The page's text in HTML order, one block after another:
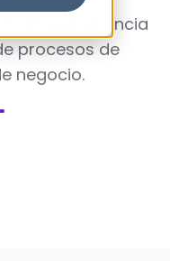
alta experiencia
procesos de
negocio.